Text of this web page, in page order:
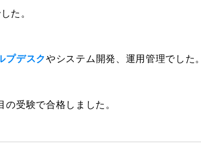
た。
プデスクやシステム開発、運用管理でした。
受験で合格しました。